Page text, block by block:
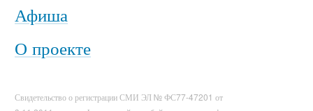
Афиша
О проекте
Свидетельство о регистрации СМИ ЭЛ № ФС77-47201 от